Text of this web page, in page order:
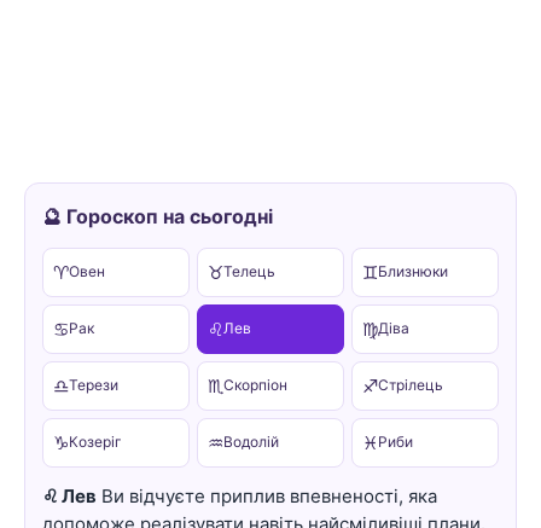
🔮 Гороскоп на сьогодні
♈Овен ♉Телець ♊Близнюки
♋Рак ♌Лев ♍Діва
♎Терези ♏ Скорпіон ♐Стрілець
♑Козеріг ♒Водолій ♓ Риби
♌ Лев Ви відчуєте приплив впевненості, яка